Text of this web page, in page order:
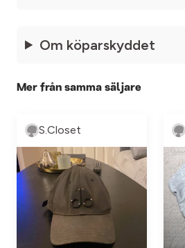
Om köparskyddet
Mer från samma säljare
S.Closet